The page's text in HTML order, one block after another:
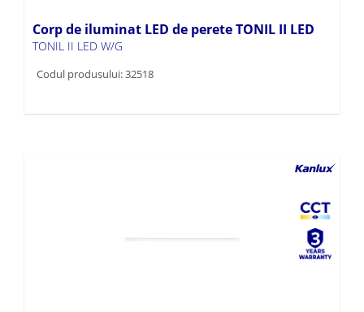
Corp de iluminat LED de perete TONIL II LED
TONIL II LED W/G
Codul produsului: 32518